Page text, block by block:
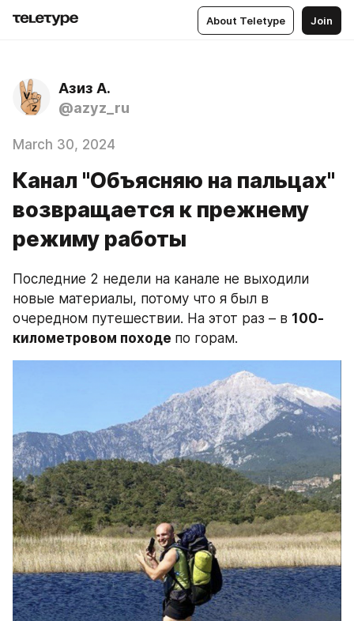
About Teletype Join
Азиз А.
@azyz_ru
March 30, 2024
Канал "Объясняю на пальцах"
возвращается к прежнему
режиму работы
Последние 2 недели на канале не выходили
новые материалы, потому что я был в
очередном путешествии. На этот раз – в 100-
километровом походе по горам.